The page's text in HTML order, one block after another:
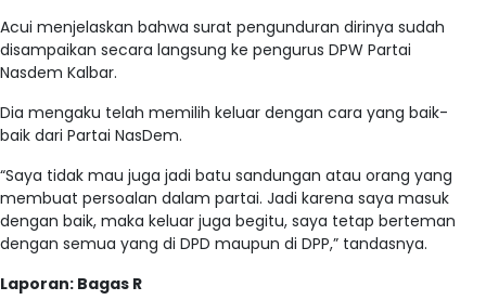
Acui menjelaskan bahwa surat pengunduran dirinya sudah
disampaikan secara langsung ke pengurus DPW Partai
Nasdem Kalbar.
Dia mengaku telah memilih keluar dengan cara yang baik-
baik dari Partai NasDem.
“Saya tidak mau juga jadi batu sandungan atau orang yang
membuat persoalan dalam partai. Jadi karena saya masuk
dengan baik, maka keluar juga begitu, saya tetap berteman
dengan semua yang di DPD maupun di DPP,” tandasnya.
Laporan: Bagas R